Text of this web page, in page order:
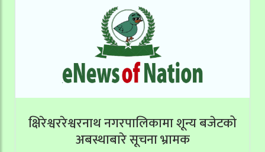
क्षिरेश्वररेश्वरनाथ नगरपालिकामा शून्य बजेटको
अबस्थाबारे सूचना भ्रामक